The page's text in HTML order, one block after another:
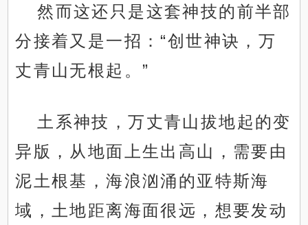
然而这还只是这套神技的前半部
分接着又是一招：“创世神诀，万
丈青山无根起。”
土系神技，万丈青山拔地起的变
异版，从地面上生出高山，需要由
泥土根基，海浪汹涌的亚特斯海
域，土地距离海面很远，想要发动